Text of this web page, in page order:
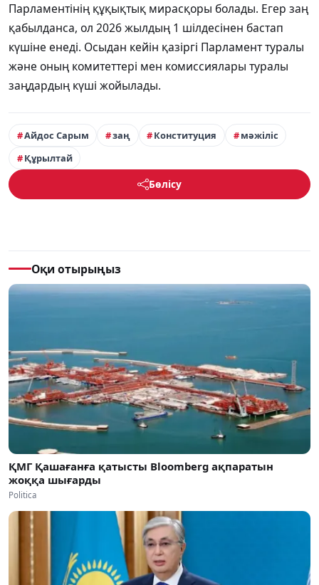
Парламентінің құқықтық мирасқоры болады. Егер заң
қабылданса, ол 2026 жылдың 1 шілдесінен бастап
күшіне енеді. Осыдан кейін қазіргі Парламент туралы
және оның комитеттері мен комиссиялары туралы
заңдардың күші жойылады.
Айдос Сарым заң Конституция
мәжіліс
Құрылтай
Бөлісу
Оқи отырыңыз
ҚМГ Қашағанға қатысты Bloomberg ақпаратын
жоққа шығарды
Politica